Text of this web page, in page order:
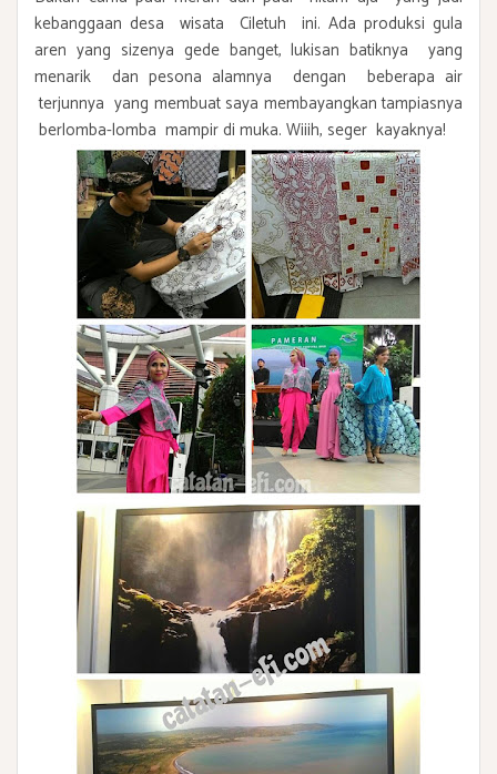
kebanggaan desa wisata Ciletuh ini. Ada produksi gula
aren yang sizenya gede banget, lukisan batiknya yang
menarik dan pesona alamnya dengan beberapa air
terjunnya yang membuat saya membayangkan tampiasnya
berlomba-lomba mampir di muka. Wiiih, seger kayaknya!